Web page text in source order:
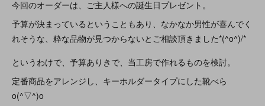
今回のオーダーは、ご主人様への誕生日プレゼント。
予算が決まっているということもあり、なかなか男性が喜んでく
れそうな、粋な品物が見つからないとご相談頂きました*(^o^)/*
というわけで、予算ありきで、当工房で作れるものを検討。
定番商品をアレンジし、キーホルダータイプにした靴べら
o(^▽^)o